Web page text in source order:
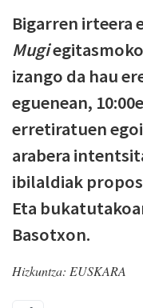
Bigarren irteera
Mugi
izango da hau
eguenean,
erretiratuen
arabera
ibilaldiak
Eta
Basotxon.
Hizkuntza: EUSKARA